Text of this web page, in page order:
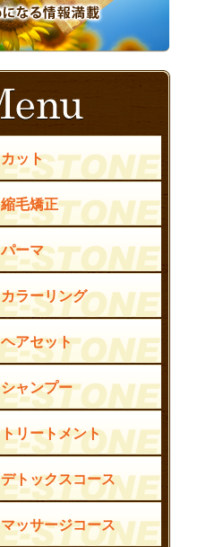
カット
縮毛矯正
パーマ
カラーリング
ヘアセット
シャンプー
トリートメント
デトックスコース
マッサージコース